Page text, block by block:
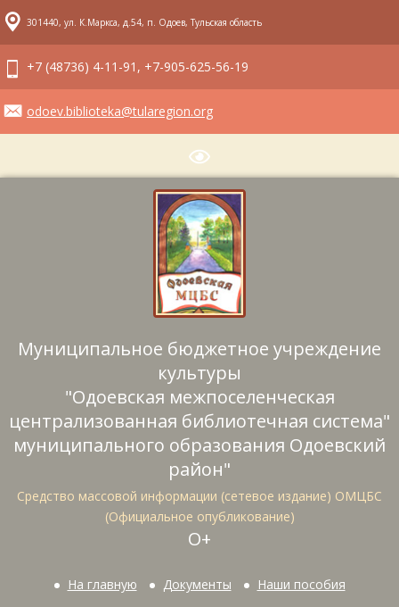
301440, ул. К.Маркса, д.54, п. Одоев, Тульская область
+7 (48736) 4-11-91, +7-905-625-56-19
odoev.biblioteka@tularegion.org
Муниципальное бюджетное учреждение
культуры
"Одоевская межпоселенческая
централизованная библиотечная система"
муниципального образования Одоевский
район"
Средство массовой информации (сетевое издание) ОМЦБС
(Официальное опубликование)
О+
На главную Документы Наши пособия